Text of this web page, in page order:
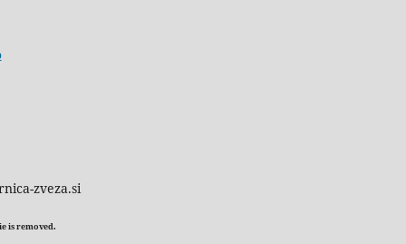
zveza.si
is removed.